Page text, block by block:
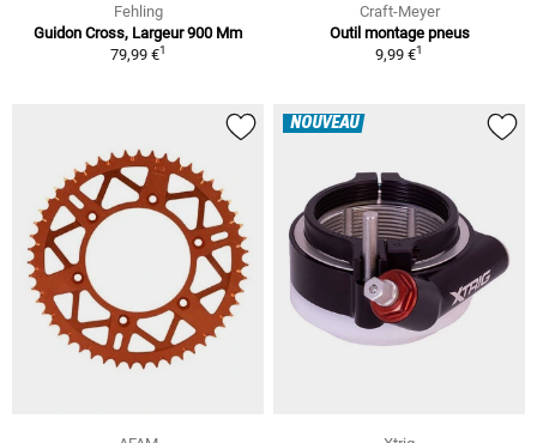
Fehling
Guidon Cross, Largeur 900 Mm
79,99 €1
Craft-Meyer
Outil montage pneus
9,99 €1
NOUVEAU